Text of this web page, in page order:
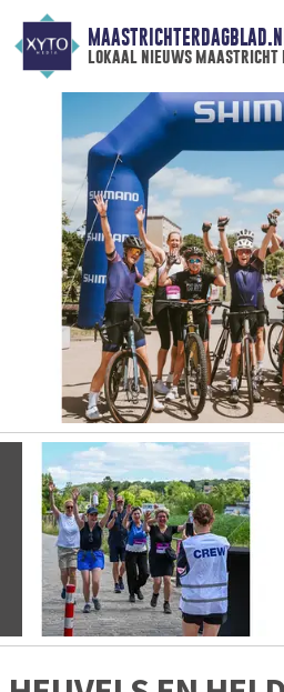
lokaal nieuws maastricht
Vorige